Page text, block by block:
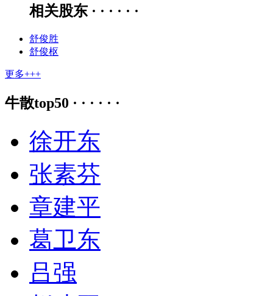
相关股东 · · · · · ·
舒俊胜
舒俊枢
更多+++
牛散top50 · · · · · ·
徐开东
张素芬
章建平
葛卫东
吕强